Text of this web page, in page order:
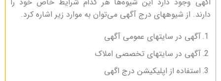
دارند. از شیوههای درج آگهی می‌توان به موارد زیر اشاره کرد.
آگهی در سایتهای عمومی آگهی
آگهی در سایتهای تخصصی املاک
استفاده از اپلیکیشن درج اگهی